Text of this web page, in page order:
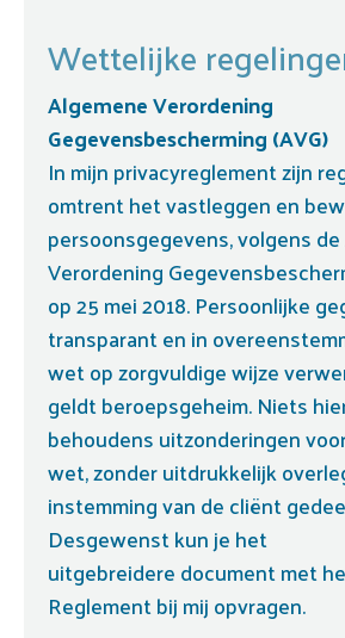
Wettelijke
Algemene Verordening
Gegevensbescherming (AVG)
In mijn privacyreglement zijn
omtrent het vastleggen en
persoonsgegevens, volgens
Verordening
op 25 mei 2018. Persoonlijke
transparant en in
wet op zorgvuldige wijze
geldt beroepsgeheim. Niets
behoudens uitzonderingen
wet, zonder uitdrukkelijk
instemming van de cliënt
Desgewenst kun je het
uitgebreidere document met
Reglement bij mij opvragen.